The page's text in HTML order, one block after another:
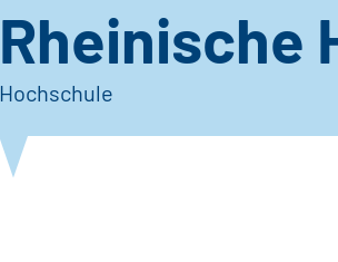
Rheinische
Hochschule